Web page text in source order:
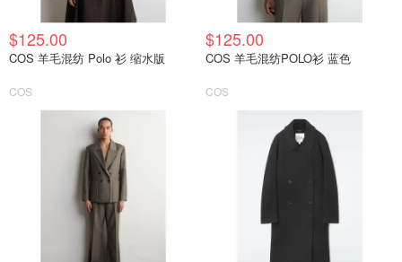
$125.00
COS 羊毛混纺 Polo 衫 缩水版
COS
$125.00
COS 羊毛混纺POLO衫 蓝色
COS